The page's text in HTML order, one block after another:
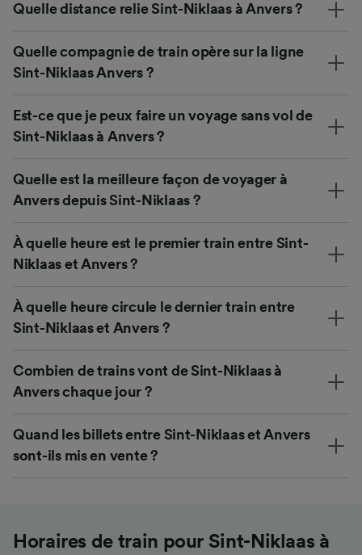
Quelle distance relie Sint-Niklaas à Anvers ?
Quelle compagnie de train opère sur la ligne
Sint-Niklaas Anvers ?
Est-ce que je peux faire un voyage sans vol de
Sint-Niklaas à Anvers ?
Quelle est la meilleure façon de voyager à
Anvers depuis Sint-Niklaas ?
À quelle heure est le premier train entre Sint-
Niklaas et Anvers ?
À quelle heure circule le dernier train entre
Sint-Niklaas et Anvers ?
Combien de trains vont de Sint-Niklaas à
Anvers chaque jour ?
Quand les billets entre Sint-Niklaas et Anvers
sont-ils mis en vente ?
Horaires de train pour Sint-Niklaas à